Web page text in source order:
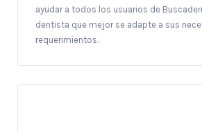
ayudar a todos los usuarios de
dentista que mejor se adapte a sus
requerimientos.